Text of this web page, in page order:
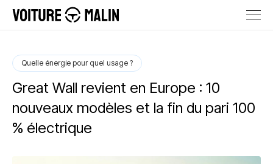
Quelle énergie pour quel usage ?
Great Wall revient en Europe : 10
nouveaux modèles et la fin du pari 100
% électrique